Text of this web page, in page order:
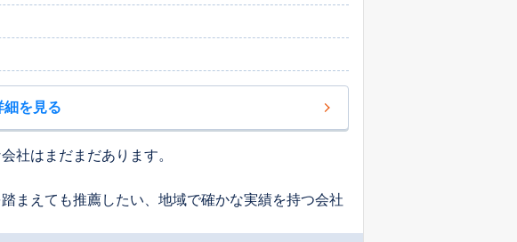
細を見る
社はまだまだあります。
まえても推薦したい、地域で確かな実績を持つ会社